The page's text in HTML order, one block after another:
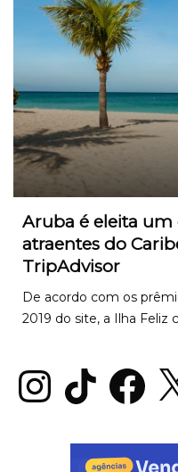
Aruba é eleita um
atraentes do
TripAdvisor
De acordo com os
2019 do site, a Ilha Feliz
InstagramTikTok Facebook
X